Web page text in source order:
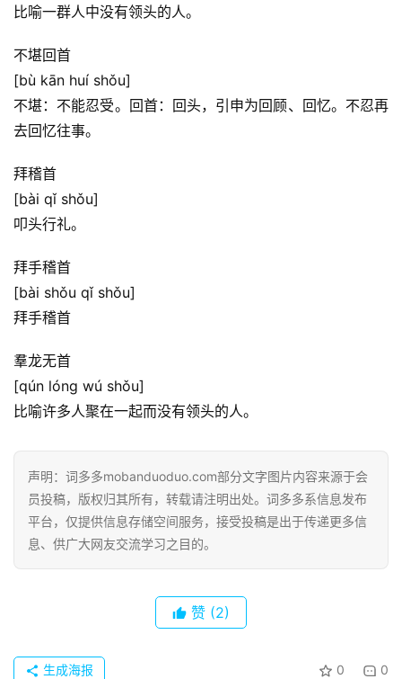
首
页
好
词
好
经
典
古
诗
贺
比喻一群人中没有领头的人。
不堪回首
[bù kān huí shǒu]
不堪：不能忍受。回首：回头，引申为回顾、回忆。不忍再
去回忆往事。
拜稽首
[bài qǐ shǒu]
叩头行礼。
拜手稽首
[bài shǒu qǐ shǒu]
拜手稽首
羣龙无首
[qún lóng wú shǒu]
比喻许多人聚在一起而没有领头的人。
声明：词多多mobanduoduo.com部分文字图片内容来源于会
员投稿，版权归其所有，转载请注明出处。词多多系信息发布
平台，仅提供信息存储空间服务，接受投稿是出于传递更多信
息、供广大网友交流学习之目的。
赞 (2)
0 0
生成海报